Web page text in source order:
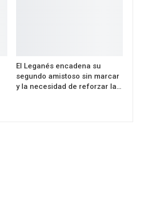
El Leganés encadena su
segundo amistoso sin marcar
y la necesidad de reforzar la…